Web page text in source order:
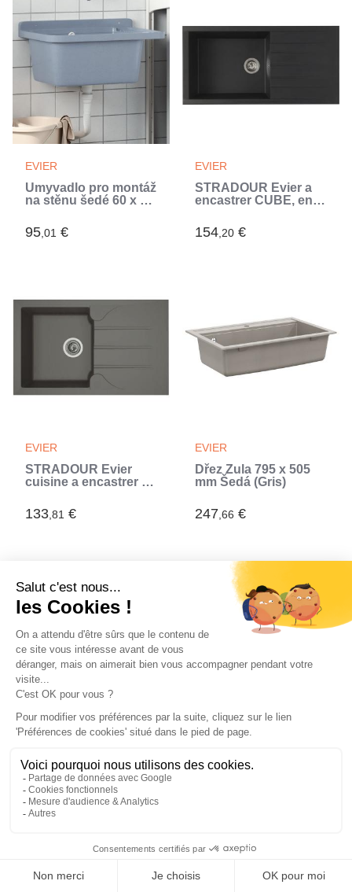
EVIER
Umyvadlo pro montáž
na stěnu šedé 60 x 40
(Gris)
95,01 €
EVIER
STRADOUR Evier a
encastrer CUBE, en
- 06, 1 bac, dim. 100 *
50 cm, vidage manuel
154,20 €
EVIER
STRADOUR Evier
cuisine a encastrer 1
- Résine - 81 x 50 cm -
Gris béton
133,81 €
EVIER
Dřez Žula 795 x 505
mm Šedá (Gris)
247,66 €
EVIER
mm Černá (Noir)
267,86€
EVIER
20% Pryskyřice 670 x